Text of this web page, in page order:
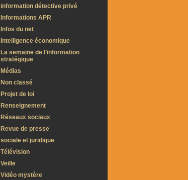
information détective privé
Informations APR
Infos du net
Intelligence économique
La semaine de l’information
stratégique
Médias
Non classé
Projet de loi
Renseignement
Réseaux sociaux
Revue de presse
sociale et juridique
Télévision
Veille
Vidéo mystère